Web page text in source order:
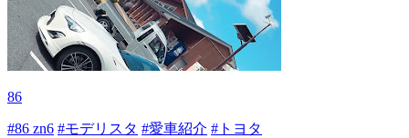
86
#86 zn6 #モデリスタ #愛車紹介 #トヨタ